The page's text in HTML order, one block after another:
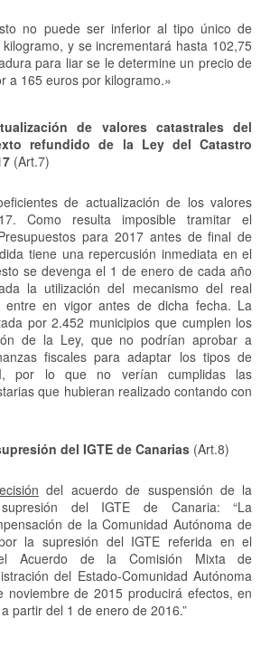
no puede ser inferior al tipo único de
y se incrementará hasta 102,75
para liar se le determine un precio de
a 165 euros por kilogramo.»
de valores catastrales del
refundido de la Ley del Catastro
(Art.7)
de actualización de los valores
Como resulta imposible tramitar el
para 2017 antes de final de
tiene una repercusión inmediata en el
se devenga el 1 de enero de cada año
la utilización del mecanismo del real
entre en vigor antes de dicha fecha. La
por 2.452 municipios que cumplen los
de la Ley, que no podrían aprobar a
fiscales para adaptar los tipos de
por lo que no verían cumplidas las
que hubieran realizado contando con
del IGTE de Canarias(Art.8)
del acuerdo de suspensión de la
del IGTE de Canaria: “La
de la Comunidad Autónoma de
la supresión del IGTE referida en el
Acuerdo de la Comisión Mixta de
del Estado-Comunidad Autónoma
noviembre de 2015 producirá efectos, en
partir del 1 de enero de 2016.”